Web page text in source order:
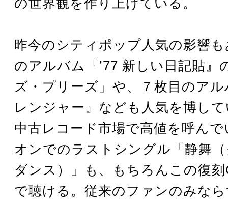
昨今のシティポップ人気の影響
のアルバム『’77 新しい日記貼』
ズ・プリーズ」や、７枚目のア
レンジャー』なども人気を博し
中古レコード市場で高値を呼ん
オンでのラストシングル「静舞
ダンス）」も、もちろんこの復
で聴ける。従来のファンのみな